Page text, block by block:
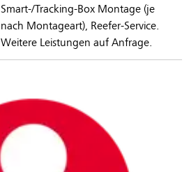
Smart-/Tracking-Box Montage (je
nach Montageart), Reefer-Service.
Weitere Leistungen auf Anfrage.